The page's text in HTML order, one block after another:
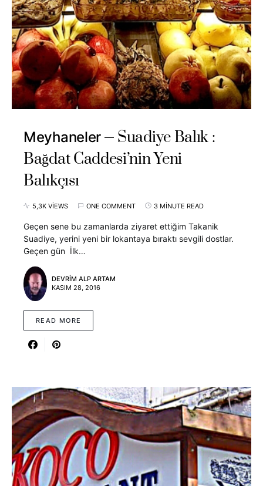
Meyhaneler
Suadiye Balık :
Bağdat Caddesi’nin Yeni
Balıkçısı
5,3K VIEWS ONE COMMENT 3 MINUTE READ
Geçen sene bu zamanlarda ziyaret ettiğim Takanik
Suadiye, yerini yeni bir lokantaya bıraktı sevgili dostlar.
Geçen gün İlk…
DEVRIM ALP ARTAM
KASIM 28, 2016
READ MORE